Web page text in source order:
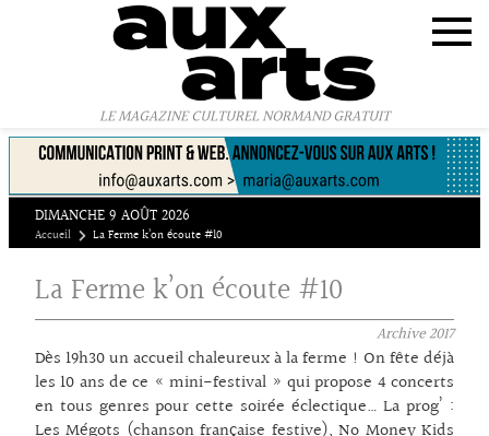
LE MAGAZINE CULTUREL NORMAND GRATUIT
DIMANCHE 9 AOÛT 2026
Accueil La Ferme k’on écoute #10
La Ferme k’on écoute #10
Archive2017
Dès 19h30 un accueil chaleureux à la ferme ! On fête déjà
les 10 ans de ce « mini-festival » qui propose 4 concerts
en tous genres pour cette soirée éclectique… La prog’ :
Panneau de gestion des cookies